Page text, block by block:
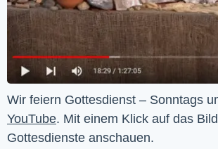
YouTube. Mit einem Klick auf das
Gottesdienste anschauen.